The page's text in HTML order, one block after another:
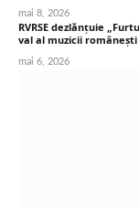
mai 8, 2026
RVRSE dezlănțuie
val al muzicii românești
mai 6, 2026